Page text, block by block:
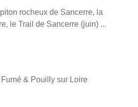
piton rocheux de Sancerre, la
le Trail de Sancerre (juin) ...